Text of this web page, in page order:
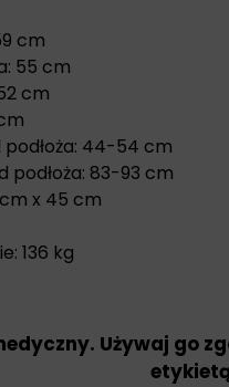
cm
55 cm
cm
podłoża: 44-54 cm
podłoża: 83-93 cm
x 45 cm
136 kg
Używaj go